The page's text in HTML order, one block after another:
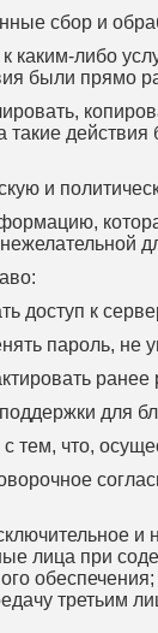
сбор и
каким-либо
были прямо
такие
и
доступ к
пароль, не
для
тем, что,
лица при